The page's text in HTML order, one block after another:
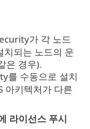
가 각 노드
치되는 노드의 운
은 경우).
를 수동으로 설치
아키텍처가 다른
라이선스 푸시